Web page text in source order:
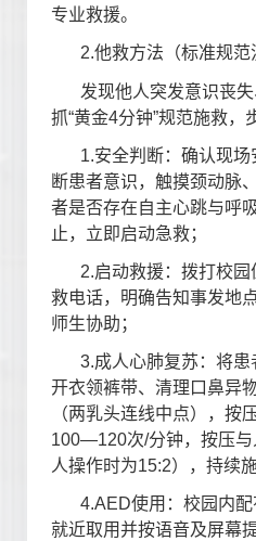
专业救援。
2.他救方法（标准规范
发现他人突发意识丧
抓“黄金4分钟”规范施救，
1.安全判断：确认现场
断患者意识，触摸颈动脉
者是否存在自主心跳与呼
止，立即启动急救；
2.启动救援：拨打校
救电话，明确告知事发地
师生协助；
3.成人心肺复苏：将
开衣领裤带、清理口鼻异
（两乳头连线中点），按
100—120次/分钟，按压
人操作时为15:2），持续
4.AED使用：校园内
就近取用并按语音及屏幕